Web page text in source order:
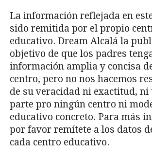
La información reflejada en
sido remitida por el propio
educativo. Dream Alcalá la
objetivo de que los padres
información amplia y concisa
centro, pero no nos hacemos
de su veracidad ni exactitud, ni
parte pro ningún centro ni
educativo concreto. Para más
por favor remítete a los datos
cada centro educativo.